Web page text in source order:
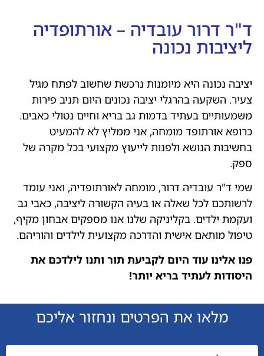
ד"ר דרור עובדיה – אורתופדיה
ליציבות נכונה
יציבה נכונה היא מיומנות נרכשת שחשוב לפתח מגיל
צעיר. השקעה בהרגלי יציבה נכונים היום תניב פירות
משמעותיים בעתיד בדמות גב בריא וחיים נטולי כאבים.
כרופא אורתופד מומחה, אני ממליץ לא להמעיט
בחשיבות הנושא ולפנות לייעוץ מקצועי בכל מקרה של
ספק.
שמי ד"ר עובדיה דרור, מומחה לאורתופדיה, ואני עומד
לרשותכם לכל שאלה או בעיה הקשורה ליציבה, כאבי גב
ועקמת ילדים. בקליניקה שלנו אנו מספקים אבחון מקיף,
טיפול מותאם אישית והדרכה מקצועית לילדים והוריהם.
פנו אלינו עוד היום לקביעת תור ותנו לילדכם את
היסודות לעתיד בריא יותר!
מלאו את הפרטים ונחזור אליכם